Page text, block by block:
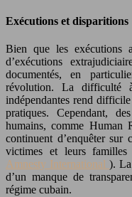
Exécutions et disparitions
Bien que les exécutions
d’exécutions
documentés, en
révolution. La difficulté
indépendantes rend
pratiques. Cependant,
humains, comme Human
continuent d’enquêter sur
victimes et leurs
Amnesty International). La
d’un manque de
régime cubain.